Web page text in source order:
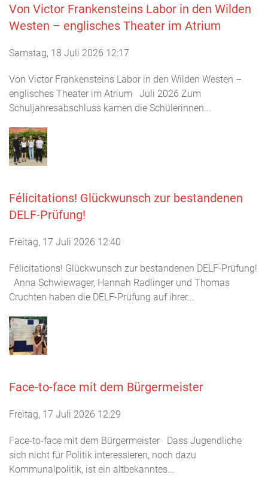
Von Victor Frankensteins Labor in den Wilden
Westen – englisches Theater im Atrium
Samstag, 18 Juli 2026 12:17
Von Victor Frankensteins Labor in den Wilden Westen –
englisches Theater im Atrium Juli 2026 Zum
Schuljahresabschluss kamen die Schülerinnen...
Félicitations! Glückwunsch zur bestandenen
DELF-Prüfung!
Freitag, 17 Juli 2026 12:40
Félicitations! Glückwunsch zur bestandenen DELF-Prüfung!
Anna Schwiewager, Hannah Radlinger und Thomas
Cruchten haben die DELF-Prüfung auf ihrer...
Face-to-face mit dem Bürgermeister
Freitag, 17 Juli 2026 12:29
Face-to-face mit dem Bürgermeister Dass Jugendliche
sich nicht für Politik interessieren, noch dazu
Kommunalpolitik, ist ein altbekanntes...